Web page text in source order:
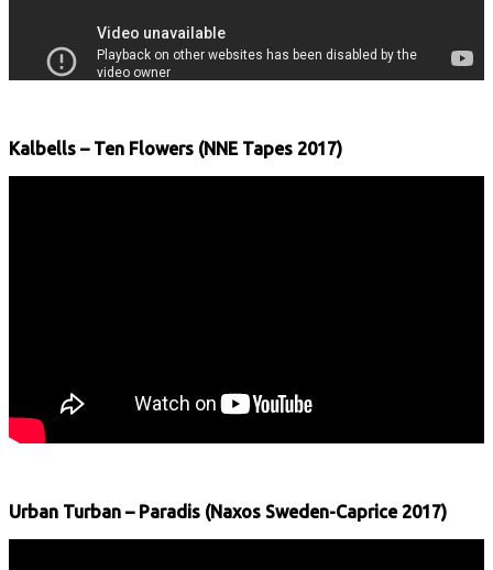
Kalbells – Ten Flowers (NNE Tapes 2017)
Urban Turban – Paradis (Naxos Sweden-Caprice 2017)